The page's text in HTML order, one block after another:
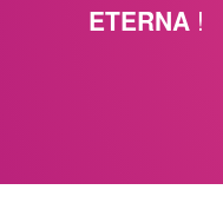
ETERNA !